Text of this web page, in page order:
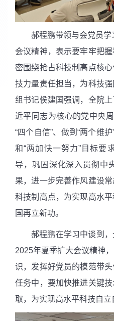
郝程鹏带领与会党员学
会议精神， 表示要牢牢把
密围绕抢占科技制高点核
技力量责任担当，为科技
组书记侯建国强调 ， 全院
近平同志为核心的党中央
“四个自信”、做到“两个维
和“两加快一努力”目标要
导，巩固深化深入贯彻中
果，进一步完善作风建设
科技制高点，为实现高水
国再立新功。
郝程鹏在学习中谈到
2025年夏季扩大会议精神
识，发挥好党员的模范带
任务中，要加快推进关键
取，为实现高水平科技自立